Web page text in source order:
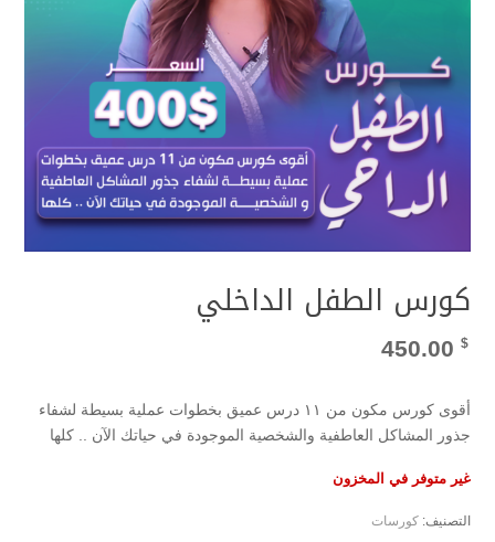
كورس الطفل الداخلي
450.00 $
أقوى كورس مكون من ١١ درس عميق بخطوات عملية بسيطة لشفاء
جذور المشاكل العاطفية والشخصية الموجودة في حياتك الآن .. كلها
غير متوفر في المخزون
التصنيف: كورسات